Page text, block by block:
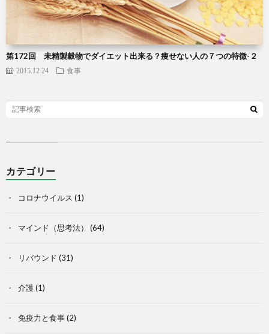
第172回 未精製穀物でダイエット出来る？痩せない人の７つの特徴-２
2015.12.24 食事
カテゴリー
コロナウイルス (1)
マインド（思考法） (64)
リバウンド (31)
介護(1)
免疫力と食事(2)